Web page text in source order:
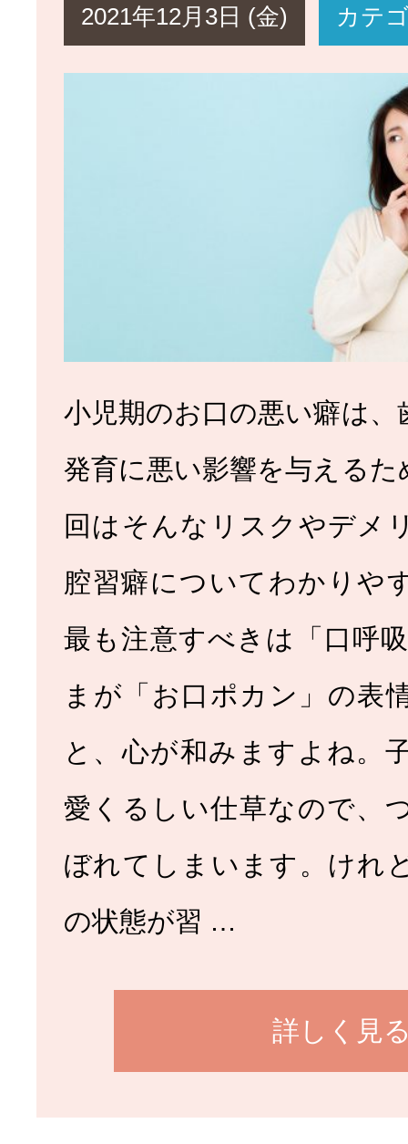
2021年12月3日 (金) カテ
小児期のお口の悪い癖は、
発育に悪い影響を与えるた
回はそんなリスクやデメ
腔習癖についてわかりや
最も注意すべきは「口呼
まが「お口ポカン」の表
と、心が和みますよね。
愛くるしい仕草なので、
ぼれてしまいます。けれ
の状態が習 …
詳しく見